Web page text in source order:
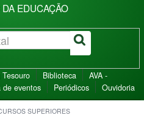
EDUCAÇÃO
Tesouro Biblioteca
AVA -
de eventos Periódicos Ouvidoria
SUPERIORES